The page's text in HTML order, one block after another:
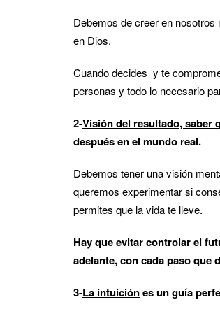
Debemos de creer en
en Dios.
Cuando decides y te
personas y todo lo necesario
2-Visión del resultado, saber
después en el mundo real.
Debemos tener una visión
queremos experimentar si
permites que la vida te lleve.
Hay que evitar controlar el
adelante, con cada paso que
3-La intuiciónes un guía